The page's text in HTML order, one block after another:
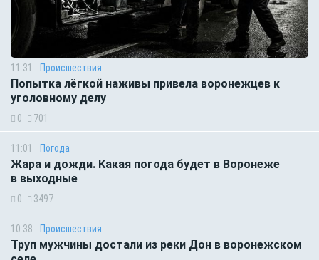
11:31 Происшествия
Попытка лёгкой наживы привела воронежцев к
уголовному делу
0 701
11:01 Погода
Жара и дожди. Какая погода будет в Воронеже
в выходные
0 3497
10:38 Происшествия
Труп мужчины достали из реки Дон в воронежском